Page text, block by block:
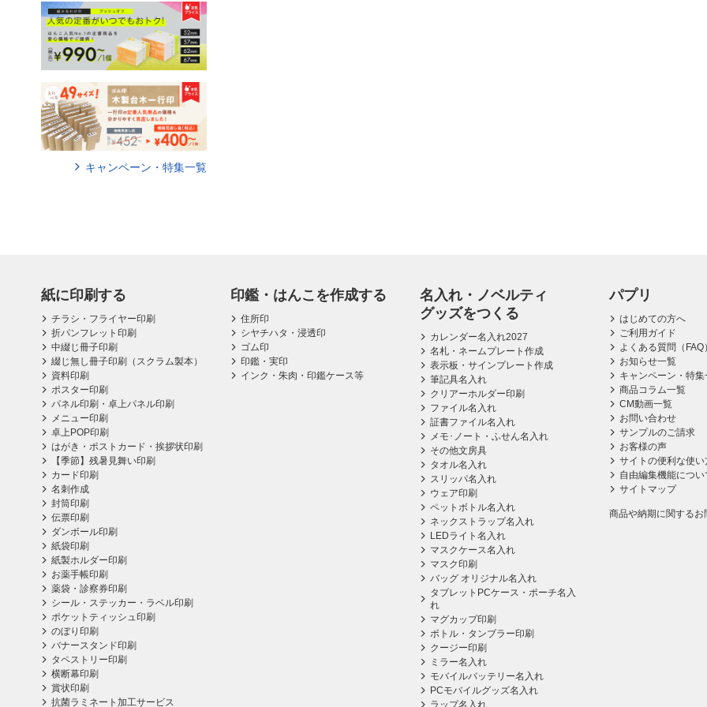
キャンペーン・特集一覧
紙に印刷する
チラシ・フライヤー印刷
折パンフレット印刷
中綴じ冊子印刷
綴じ無し冊子印刷（スクラム製本）
資料印刷
ポスター印刷
パネル印刷・卓上パネル印刷
メニュー印刷
卓上POP印刷
はがき・ポストカード・挨拶状印刷
【季節】残暑見舞い印刷
カード印刷
名刺作成
封筒印刷
伝票印刷
ダンボール印刷
紙袋印刷
紙製ホルダー印刷
お薬手帳印刷
薬袋・診察券印刷
シール・ステッカー・ラベル印刷
ポケットティッシュ印刷
のぼり印刷
バナースタンド印刷
タペストリー印刷
横断幕印刷
賞状印刷
抗菌ラミネート加工サービス
印鑑・はんこを作成する
住所印
シヤチハタ・浸透印
ゴム印
印鑑・実印
インク・朱肉・印鑑ケース等
名入れ・ノベルティ
グッズをつくる
カレンダー名入れ2027
名札・ネームプレート作成
表示板・サインプレート作成
筆記具名入れ
クリアーホルダー印刷
ファイル名入れ
証書ファイル名入れ
メモ･ノート・ふせん名入れ
その他文房具
タオル名入れ
スリッパ名入れ
ウェア印刷
ペットボトル名入れ
ネックストラップ名入れ
LEDライト名入れ
マスクケース名入れ
マスク印刷
バッグ オリジナル名入れ
タブレットPCケース・ポーチ名入
れ
マグカップ印刷
ボトル・タンブラー印刷
クージー印刷
ミラー名入れ
モバイルバッテリー名入れ
PCモバイルグッズ名入れ
パプリ
はじめての方へ
ご利用ガイド
よくある質問（FAQ
お知らせ一覧
キャンペーン・特集
商品コラム一覧
CM動画一覧
お問い合わせ
サンプルのご請求
お客様の声
サイトの便利な使い
自由編集機能につい
サイトマップ
商品や納期に関するお